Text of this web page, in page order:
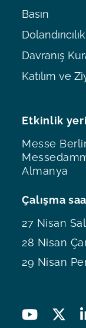
Etkinlik yeri
Messe
Almanya
Çalışma
27 Nisan
28 Nisan
29 Nisan
Basın
Davranış
Katılım ve